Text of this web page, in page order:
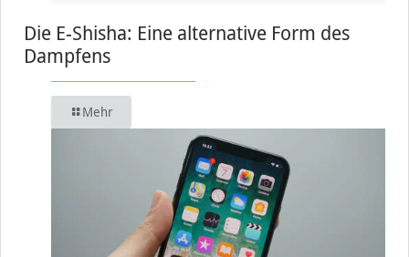
Die E-Shisha: Eine alternative Form des
Dampfens
Mehr